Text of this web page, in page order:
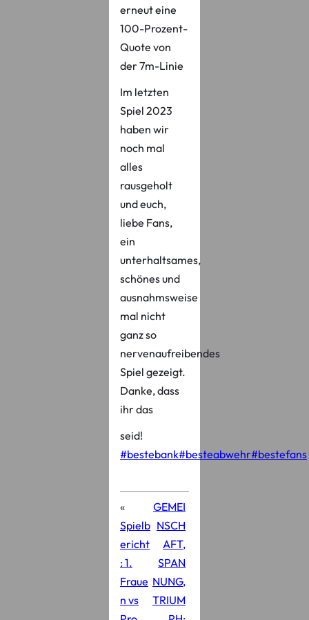
erneut eine
100-Prozent-
Quote von
der 7m-Linie
Im letzten
Spiel 2023
haben wir
noch mal
alles
rausgeholt
und euch,
liebe Fans,
ein
unterhaltsames,
schönes und
ausnahmsweise
mal nicht
ganz so
nervenaufreibendes
Spiel gezeigt.
Danke, dass
ihr das
seid!
#bestebank#besteabwehr#bestefans
«
Spielb
ericht
: 1.
Fraue
n vs
GEMEI
NSCH
AFT,
SPAN
NUNG,
TRIUM